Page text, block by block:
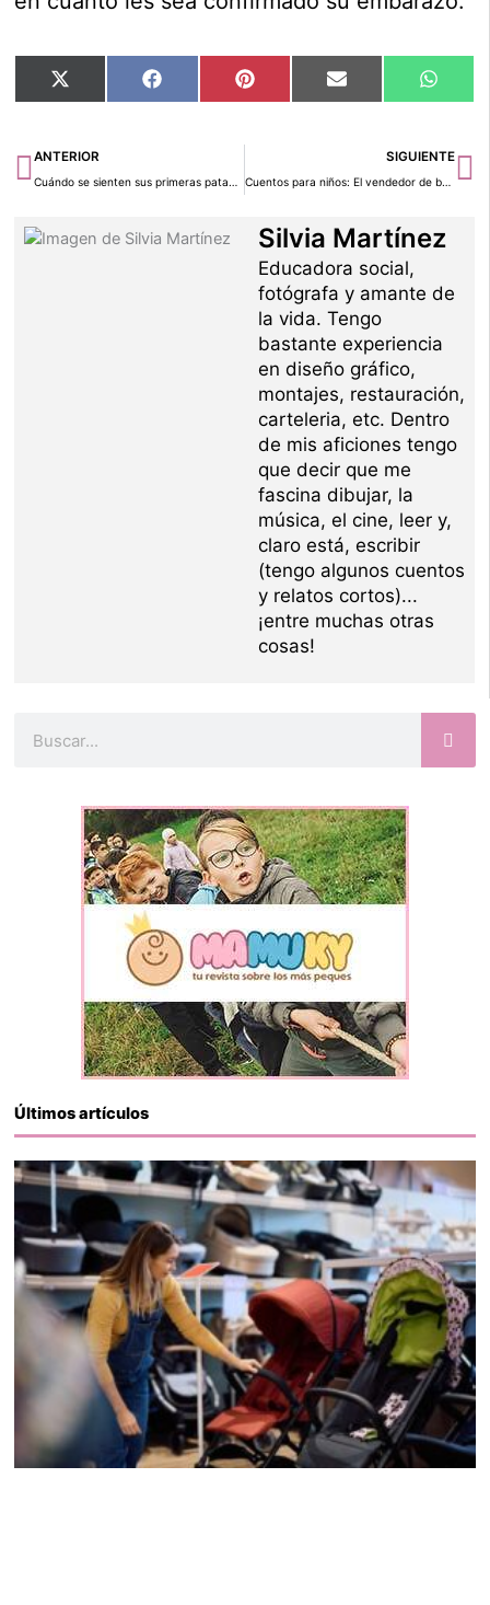
Compartir
en
X
(Twitter)
Compartir
en
Facebook Compartir
en
Pinterest Compartir
en
Email
en
Ant
ANTERIOR
Cuándo se sienten sus primeras pataditas
SIGUIENTE
Cuentos para niños: El vendedor de botones
Silvia Martínez
Educadora social,
fotógrafa y amante de
la vida. Tengo
bastante experiencia
en diseño gráfico,
montajes, restauración,
carteleria, etc. Dentro
de mis aficiones tengo
que decir que me
fascina dibujar, la
música, el cine, leer y,
claro está, escribir
(tengo algunos cuentos
y relatos cortos)...
¡entre muchas otras
cosas!
Últimos artículos